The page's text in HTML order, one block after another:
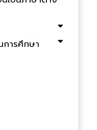
การศึกษา